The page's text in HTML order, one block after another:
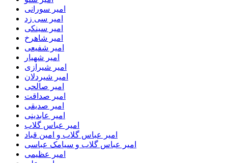
امیر سورانی
امیر سی زد
امیر سینکی
امیر شاهرخ
امیر شفیعی
امیر شهیار
امیر شیرازی
امیر شیردلان
امیر صالحی
امیر صداقت
امیر صدیقی
امیر عابدینی
امیر عباس گلاب
امیر عباس گلاب و امین قباد
امیر عباس گلاب و سیامک عباسی
امیر عظیمی